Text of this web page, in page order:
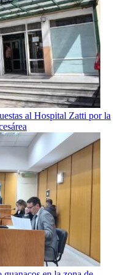
al Hospital Zatti por la